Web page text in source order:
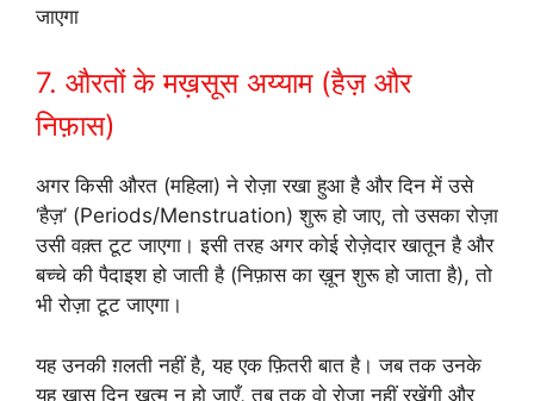
जाएगा
7. औरतों के मख़सूस अय्याम (हैज़ और
निफ़ास)
अगर किसी औरत (महिला) ने रोज़ा रखा हुआ है और दिन में उसे
‘हैज़’ (Periods/Menstruation) शुरू हो जाए, तो उसका रोज़ा
उसी वक़्त टूट जाएगा। इसी तरह अगर कोई रोज़ेदार खातून है और
बच्चे की पैदाइश हो जाती है (निफ़ास का ख़ून शुरू हो जाता है), तो
भी रोज़ा टूट जाएगा।
यह उनकी ग़लती नहीं है, यह एक फ़ितरी बात है। जब तक उनके
यह ख़ास दिन ख़त्म न हो जाएँ, तब तक वो रोज़ा नहीं रखेंगी और